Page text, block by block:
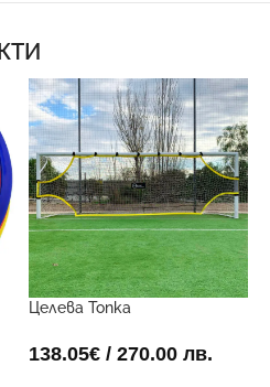
Целева Топка
138.05€/ 270.00 лв.